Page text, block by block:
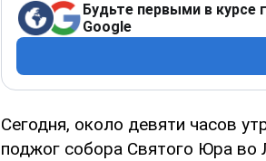
Будьте первыми в курсе
Google
Сегодня, около девяти часов
поджог собора Святого Юра во